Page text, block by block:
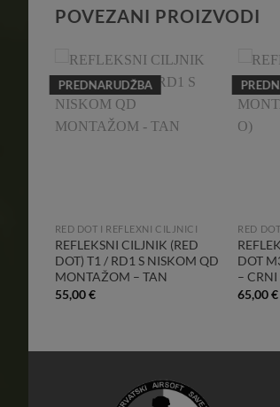
POVEZANI PROIZVODI
PREDNARUDŽBA
RED DOT I REFLEXNI CILJNICI
REFLEKSNI CILJNIK (RED
DOT) T1 / RD1 S NISKOM QD
MONTAŽOM – TAN
55,00€
RED
DOT
–
65,00€